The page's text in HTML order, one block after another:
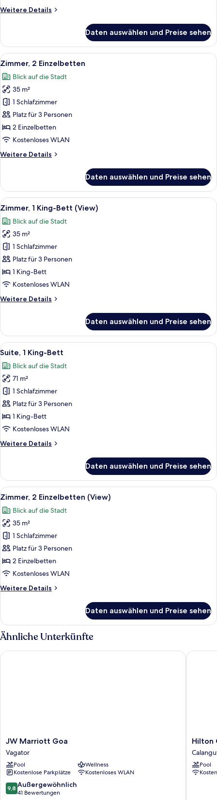
den
Weitere Details
Weitere
1 King-
Bett,
Blick
den
Innenhof
Daten auswählen und Preise sehen
Alle
Fotos
für
Zimmer,
2 Einzelbetten
anzeigen
Ein Hotelzimmer mit zwei Betten,
10
Zimmer, 2 Einzelbetten
Blick auf die Stadt
35 m²
1 Schlafzimmer
Platz für 3 Personen
2 Einzelbetten
Kostenloses WLAN
Weitere Details
Weitere
2 Einzelbetten
Daten auswählen und Preise sehen
Alle
Fotos
für
Zimmer,
1 King-
Bett
(View)
anzeigen
Ein Hotelzimmer mit einem großen
9
Zimmer, 1 King-Bett (View)
Blick auf die Stadt
35 m²
1 Schlafzimmer
Platz für 3 Personen
1 King-Bett
Kostenloses WLAN
Weitere Details
Weitere
1 King-
Bett
(View)
Daten auswählen und Preise sehen
Alle
Fotos
für
Suite,
1 King-
Bett
anzeigen
Ein stilvolles Esszimmer mit großem
9
Suite, 1 King-Bett
Blick auf die Stadt
71 m²
1 Schlafzimmer
Platz für 3 Personen
1 King-Bett
Kostenloses WLAN
Weitere Details
Weitere
1 King-
Bett
Daten auswählen und Preise sehen
Alle
Fotos
für
Zimmer,
2 Einzelbetten
(View)
anzeigen
Ein Hotelzimmer mit zwei Betten,
10
Zimmer, 2 Einzelbetten (View)
Blick auf die Stadt
35 m²
1 Schlafzimmer
Platz für 3 Personen
2 Einzelbetten
Kostenloses WLAN
Weitere Details
Weitere
2 Einzelbetten
(View)
Daten auswählen und Preise sehen
Ähnliche Unterkünfte
JW
Marriott
Goa
Vagator
JW Marriott Goa
Vagator
Pool
Wellness
Kostenlose Parkplätze
Kostenloses WLAN
9.8
von
9,8 Außergewöhnlich
41 Bewertungen
JW Marriott Goa
Hilton
Garden
Inn
Goa
Hilton
Pool
Hilton